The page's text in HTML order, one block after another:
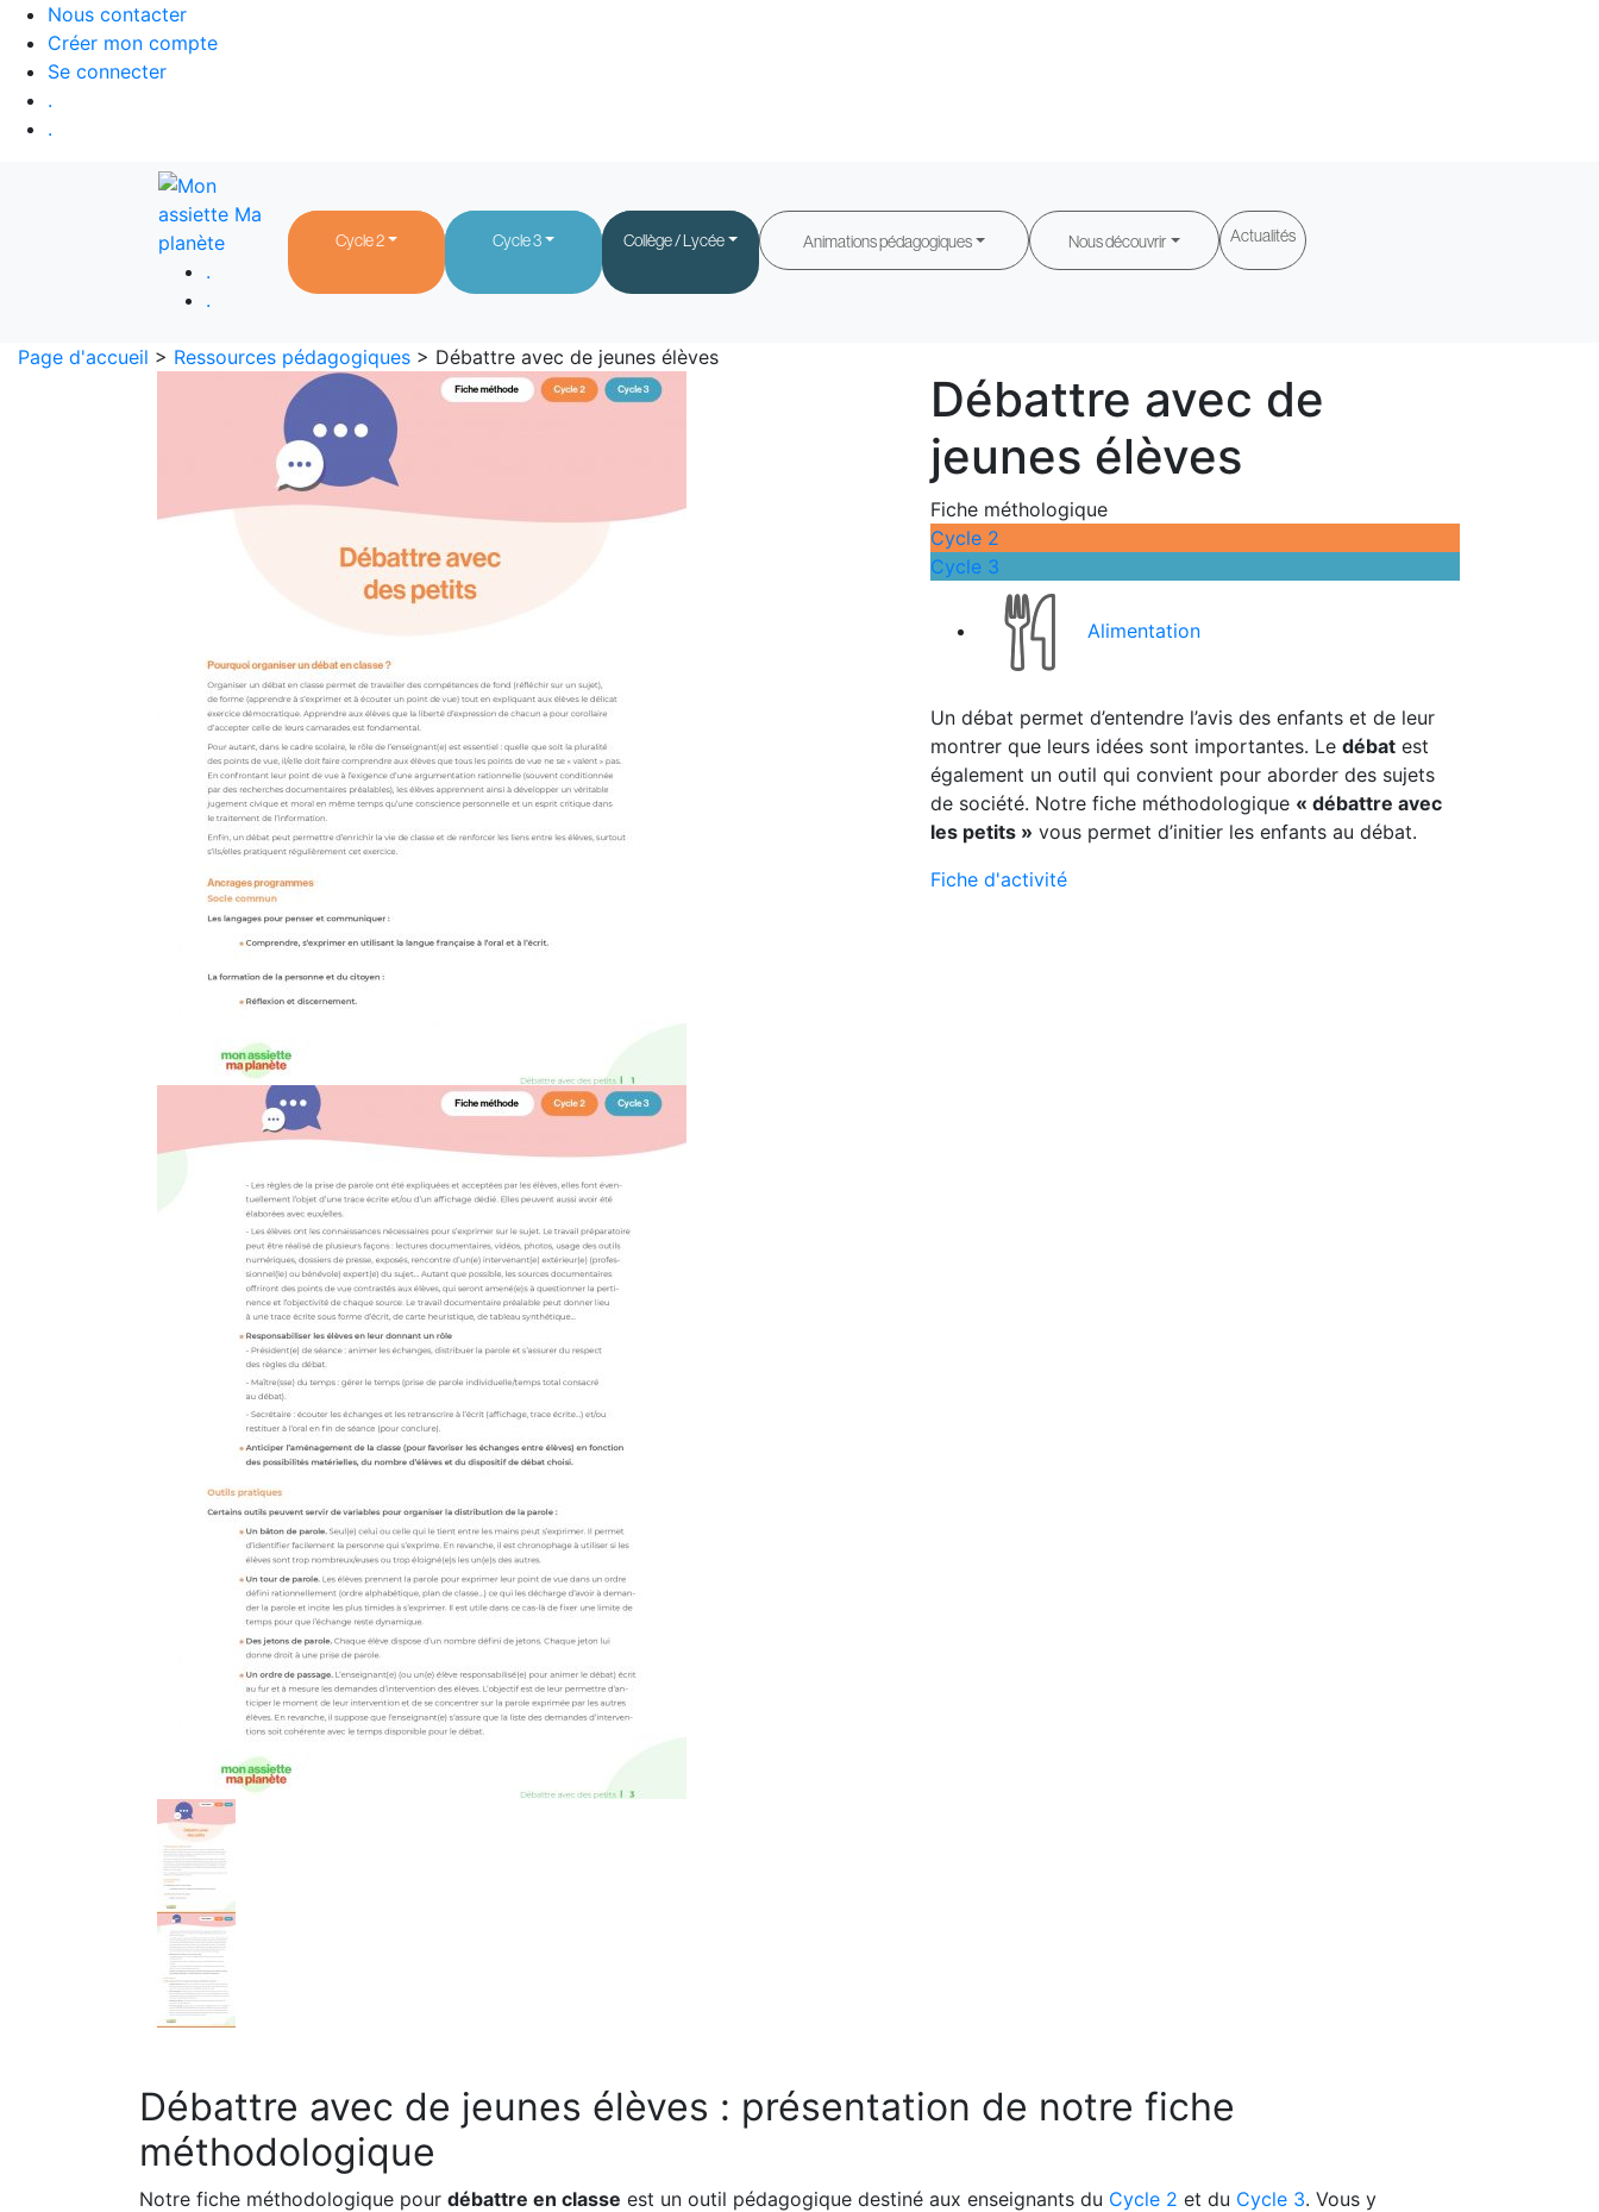
Nous contacter
Créer mon compte
Se connecter
.
.
.
.
Cycle 2 Cycle 3 Collège / Lycée Animations pédagogiques Nous découvrir Actualités
Page d'accueil > Ressources pédagogiques > Débattre avec de jeunes élèves
Débattre avec de
jeunes élèves
Fiche méthologique
Cycle 2
Cycle 3
Alimentation
Un débat permet d’entendre l’avis des enfants et de leur
montrer que leurs idées sont importantes. Le débat est
également un outil qui convient pour aborder des sujets
de société. Notre fiche méthodologique « débattre avec
les petits » vous permet d’initier les enfants au débat.
Fiche d'activité
Débattre avec de jeunes élèves : présentation de notre fiche
méthodologique
Notre fiche méthodologique pour débattre en classe est un outil pédagogique destiné aux enseignants du Cycle 2 et du Cycle 3. Vous y